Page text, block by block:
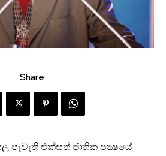
Share
පැවැති එක්සත් ජාතික පක්‍ෂයේ